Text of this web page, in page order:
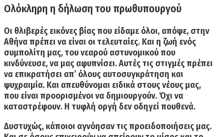
Ολόκληρη η δήλωση του πρωθυπουργού
Οι θλιβερές εικόνες βίας που είδαμε όλοι, απόψε, στην
Αθήνα πρέπει να είναι οι τελευταίες. Και η ζωή ενός
συμπολίτη μας, του νεαρού αστυνομικού που
κινδύνευσε, να μας αφυπνίσει. Αυτές τις στιγμές πρέπει
να επικρατήσει απ’ όλους αυτοσυγκράτηση και
ψυχραιμία. Και απευθύνομαι ειδικά στους νέους μας,
που είναι προορισμένοι να δημιουργούν. Όχι να
καταστρέφουν. Η τυφλή οργή δεν οδηγεί πουθενά.
Δυστυχώς, κάποιοι αγνόησαν τις προειδοποιήσεις μας.